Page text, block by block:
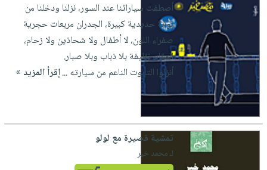
وفرات
انشر
كتابك
تواصل
معنا
أصطفت سياراتنا عند السور، نزلنا ودخلنا من
بوابة حديدية كبيرة، الجدران مربعات حجرية
صفراء اللون، لا أطفال ولا شحاذين ولا زحام،
المقابر نظيفة بلا ذباب وبلا صبار.
أنزلوا التابوت الناعم من سيارته ...إقرأ المزيد »
تمشية قصيرة مع لولو
لـ محمد خير